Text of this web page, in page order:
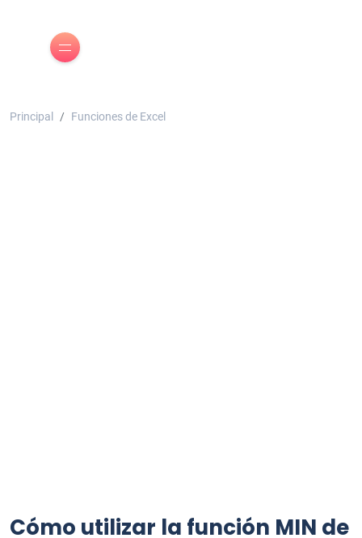
Principal Funciones de Excel
Cómo utilizar la función MIN de